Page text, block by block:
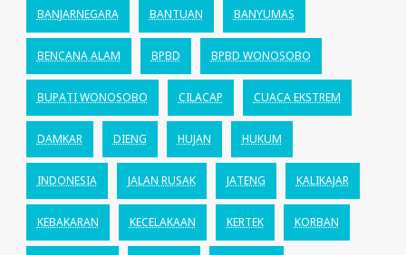
BANJARNEGARA BANTUAN BANYUMAS
BENCANA ALAM BPBD BPBD WONOSOBO
BUPATI WONOSOBO CILACAP CUACA EKSTREM
DAMKAR DIENG HUJAN HUKUM
INDONESIA JALAN RUSAK JATENG KALIKAJAR
KEBAKARAN KECELAKAAN KERTEK KORBAN